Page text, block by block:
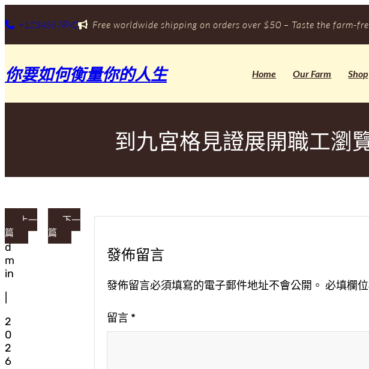
至
要
容
+1234567890 Free worldwide shipping on orders over $50 – Taste the farm-
你要如何衡量你的人生 Home Our Farm Shop
到九宮格見證展開職工瀏
a
d
m
in
2
0
2
6
上一
篇
下一
篇
發佈留言
發佈留言必須填寫的電子郵件地址不會公開。 必填欄
留言 *